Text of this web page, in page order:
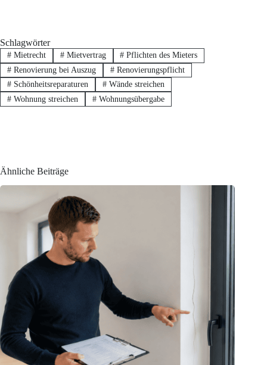
Schlagwörter
#Mietrecht #Mietvertrag # Pflichten des Mieters
#Renovierung bei Auszug #Renovierungspflicht
#Schönheitsreparaturen #Wände streichen
#Wohnung streichen #Wohnungsübergabe
Ähnliche Beiträge